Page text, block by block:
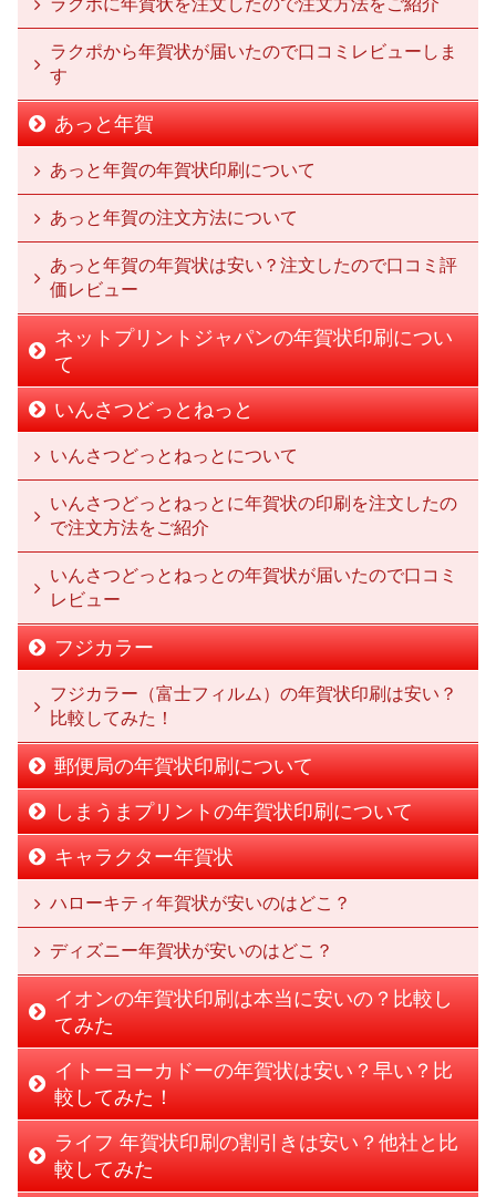
ラクポから年賀状が届いたので口コミレビューしま
す
あっと年賀
あっと年賀の年賀状印刷について
あっと年賀の注文方法について
あっと年賀の年賀状は安い？注文したので口コミ評
価レビュー
ネットプリントジャパンの年賀状印刷につい
て
いんさつどっとねっと
いんさつどっとねっとについて
いんさつどっとねっとに年賀状の印刷を注文したの
で注文方法をご紹介
いんさつどっとねっとの年賀状が届いたので口コミ
レビュー
フジカラー
フジカラー（富士フィルム）の年賀状印刷は安い？
比較してみた！
郵便局の年賀状印刷について
しまうまプリントの年賀状印刷について
キャラクター年賀状
ハローキティ年賀状が安いのはどこ？
ディズニー年賀状が安いのはどこ？
イオンの年賀状印刷は本当に安いの？比較し
てみた
イトーヨーカドーの年賀状は安い？早い？比
較してみた！
ライフ 年賀状印刷の割引きは安い？他社と比
較してみた